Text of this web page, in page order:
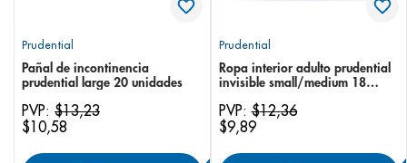
Prudential
Pañal de incontinencia
prudential large 20 unidades
PVP: $13,23
$10,58
Prudential
Ropa interior adulto prudential
invisible small/medium 18
PVP:$12,36
$9,89